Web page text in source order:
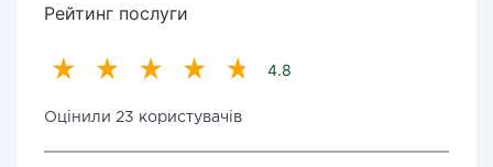
Рейтинг послуги
4.8
Оцінили 23 користувачів